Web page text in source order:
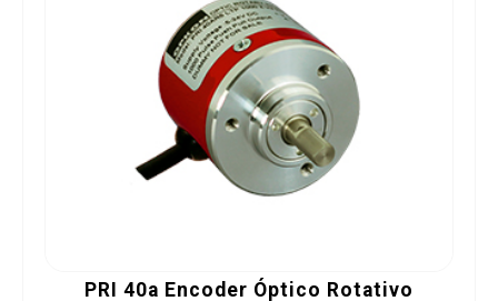
PRI 40a Encoder Óptico Rotativo